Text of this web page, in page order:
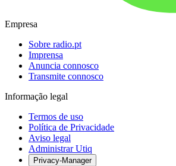
Empresa
Sobre radio.pt
Imprensa
Anuncia connosco
Transmite connosco
Informação legal
Termos de uso
Política de Privacidade
Aviso legal
Administrar Utiq
Privacy-Manager